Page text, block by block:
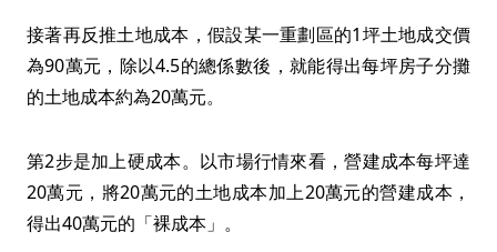
接著再反推土地成本，假設某一重劃區的1坪土地成交價
為90萬元，除以4.5的總係數後，就能得出每坪房子分攤
的土地成本約為20萬元。
第2步是加上硬成本。以市場行情來看，營建成本每坪達
20萬元，將20萬元的土地成本加上20萬元的營建成本，
得出40萬元的「裸成本」。